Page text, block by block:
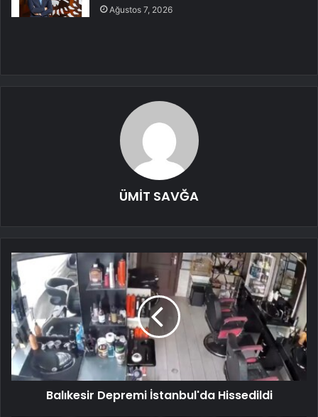
Ağustos 7, 2026
ÜMİT SAVĞA
Balıkesir Depremi İstanbul'da Hissedildi